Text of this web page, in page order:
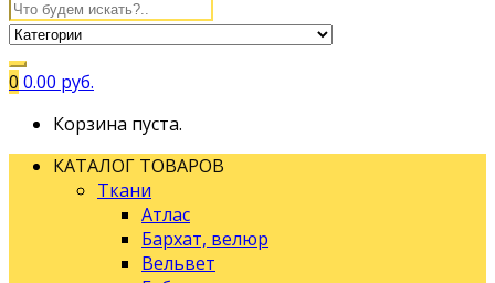
0 0.00 руб.
Корзина пуста.
КАТАЛОГ ТОВАРОВ
Ткани
Атлас
Бархат, велюр
Вельвет